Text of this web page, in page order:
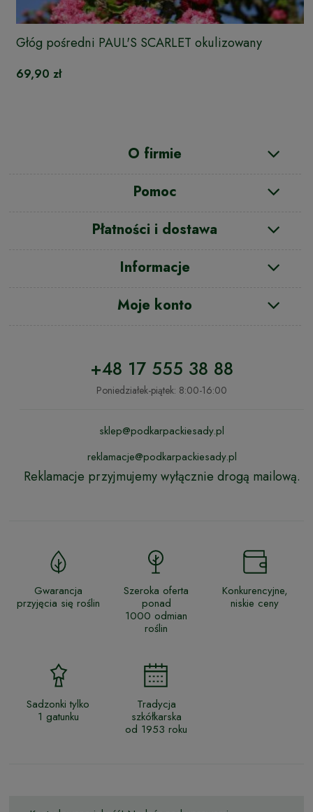
Głóg pośredni PAUL'S SCARLET okulizowany
69,90 zł
O firmie
Pomoc
Płatności i dostawa
Informacje
Moje konto
+48 17 555 38 88
Poniedziałek-piątek: 8:00-16:00
sklep@podkarpackiesady.pl
reklamacje@podkarpackiesady.pl
Reklamacje przyjmujemy wyłącznie drogą mailową.
Gwarancja
przyjęcia się roślin
Szeroka oferta
ponad
1000 odmian
roślin
Konkurencyjne,
niskie ceny
Sadzonki tylko
1 gatunku
Tradycja
szkółkarska
od 1953 roku